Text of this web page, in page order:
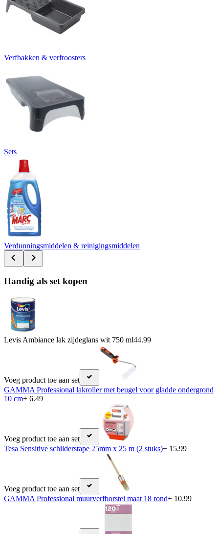
Verfbakken & verfroosters
Sets
Verdunningsmiddelen & reinigingsmiddelen
Handig als set kopen
Levis Ambiance lak zijdeglans wit 750 ml44.99
Voeg product toe aan set
GAMMA Professional lakroller met beugel voor gladde ondergrond
10 cm+ 6.49
Voeg product toe aan set
Tesa Sensitive schilderstape 25mm x 25 m (2 stuks)+ 15.99
Voeg product toe aan set
GAMMA Professional muurverfborstel maat 18 rond+ 10.99